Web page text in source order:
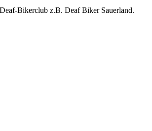
Bikerclub z.B. Deaf Biker Sauerland.